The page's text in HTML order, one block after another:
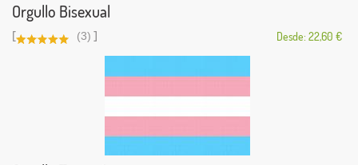
Orgullo Bisexual
[ (3) ] Desde: 22,60 €